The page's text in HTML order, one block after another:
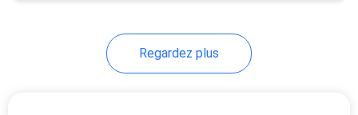
Casse-tête
Regardez plus